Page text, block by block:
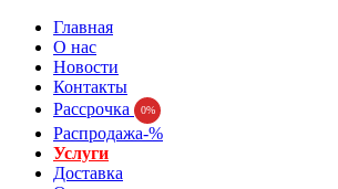
Главная
О нас
Новости
Контакты
Рассрочка
0%
Распродажа-%
Услуги
Доставка